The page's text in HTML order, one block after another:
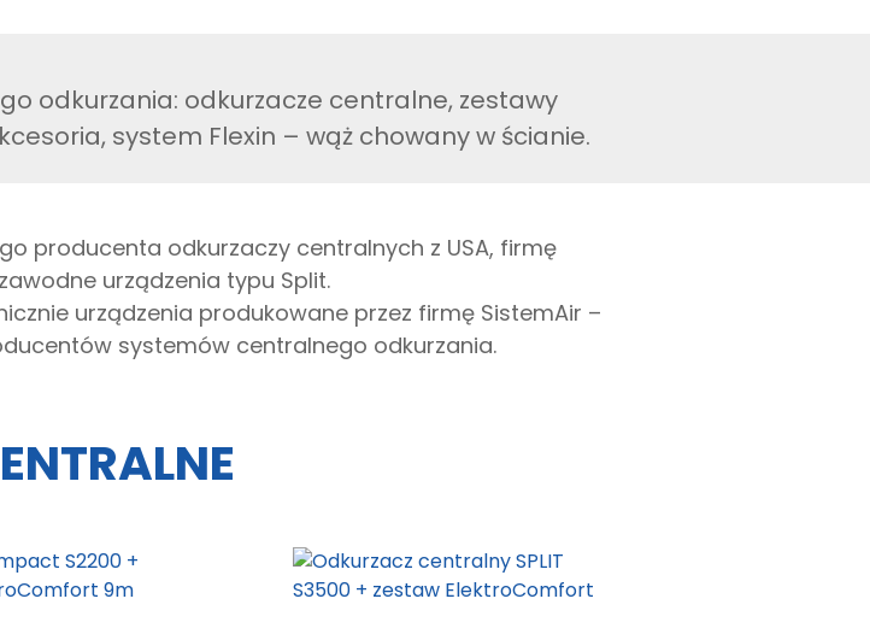
odkurzania: odkurzacze centralne, zestawy
system Flexin – wąż chowany w ścianie.
producenta odkurzaczy centralnych z USA, firmę
urządzenia typu Split.
urządzenia produkowane przez firmę SistemAir –
systemów centralnego odkurzania.